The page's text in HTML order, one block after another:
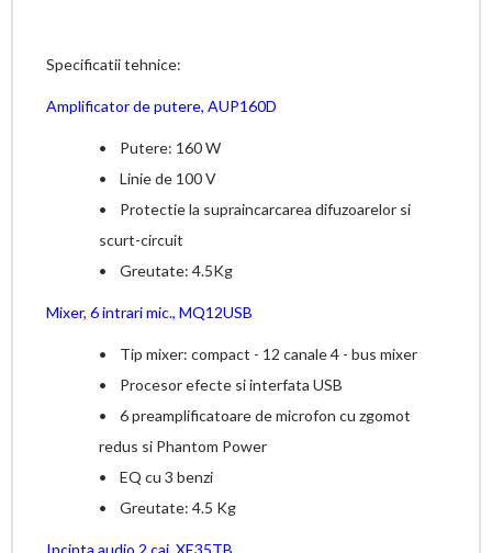
Specificatii tehnice:
Amplificator de putere, AUP160D
• Putere: 160 W
• Linie de 100 V
• Protectie la supraincarcarea difuzoarelor si
scurt-circuit
• Greutate: 4.5Kg
Mixer, 6 intrari mic., MQ12USB
• Tip mixer: compact - 12 canale 4 - bus mixer
• Procesor efecte si interfata USB
• 6 preamplificatoare de microfon cu zgomot
redus si Phantom Power
• EQ cu 3 benzi
• Greutate: 4.5 Kg
Incinta audio 2 cai, XE35TB